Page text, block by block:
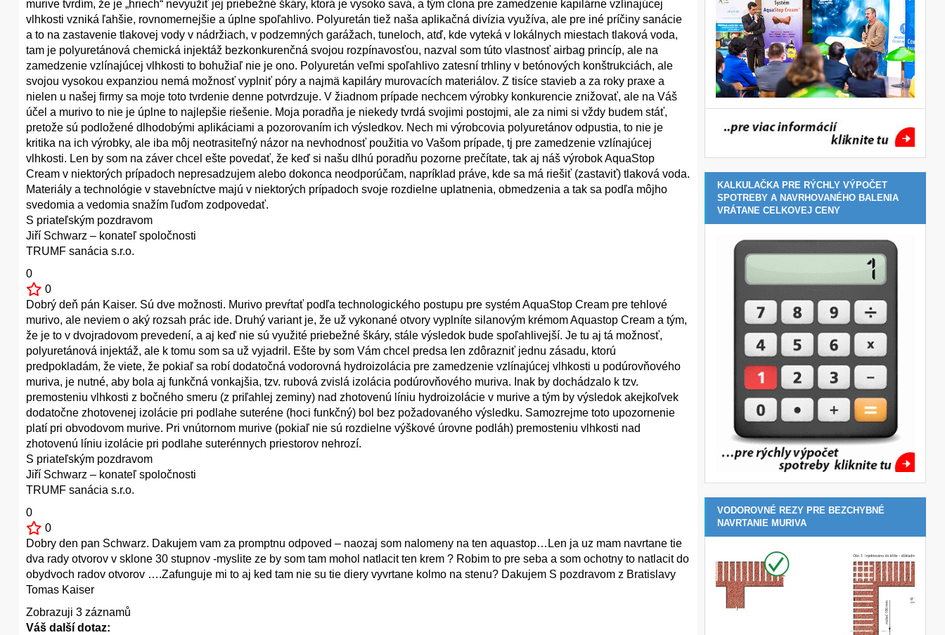
murive tvrdím, že je „hriech“ nevyužiť jej priebežné škáry, ktorá je vysoko savá, a tým clona pre zamedzenie kapilárne vzlínajúcej
vlhkosti vzniká ľahšie, rovnomernejšie a úplne spoľahlivo. Polyuretán tiež naša aplikačná divízia využíva, ale pre iné príčiny sanácie
a to na zastavenie tlakovej vody v nádržiach, v podzemných garážach, tuneloch, atď, kde vyteká v lokálnych miestach tlaková voda,
tam je polyuretánová chemická injektáž bezkonkurenčná svojou rozpínavosťou, nazval som túto vlastnosť airbag princíp, ale na
zamedzenie vzlínajúcej vlhkosti to bohužiaľ nie je ono. Polyuretán veľmi spoľahlivo zatesní trhliny v betónových konštrukciách, ale
svojou vysokou expanziou nemá možnosť vyplniť póry a najmä kapiláry murovacích materiálov. Z tisíce stavieb a za roky praxe a
nielen u našej firmy sa moje toto tvrdenie denne potvrdzuje. V žiadnom prípade nechcem výrobky konkurencie znižovať, ale na Váš
účel a murivo to nie je úplne to najlepšie riešenie. Moja poradňa je niekedy tvrdá svojimi postojmi, ale za nimi si vždy budem stáť,
pretože sú podložené dlhodobými aplikáciami a pozorovaním ich výsledkov. Nech mi výrobcovia polyuretánov odpustia, to nie je
kritika na ich výrobky, ale iba môj neotrasiteľný názor na nevhodnosť použitia vo Vašom prípade, tj pre zamedzenie vzlínajúcej
vlhkosti. Len by som na záver chcel ešte povedať, že keď si našu dlhú poradňu pozorne prečítate, tak aj náš výrobok AquaStop
Cream v niektorých prípadoch nepresadzujem alebo dokonca neodporúčam, napríklad práve, kde sa má riešiť (zastaviť) tlaková voda.
Materiály a technológie v stavebníctve majú v niektorých prípadoch svoje rozdielne uplatnenia, obmedzenia a tak sa podľa môjho
svedomia a vedomia snažím ľuďom zodpovedať.
S priateľským pozdravom
Jiří Schwarz – konateľ spoločnosti
TRUMF sanácia s.r.o.
0
0
Dobrý deň pán Kaiser. Sú dve možnosti. Murivo prevŕtať podľa technologického postupu pre systém AquaStop Cream pre tehlové
murivo, ale neviem o aký rozsah prác ide. Druhý variant je, že už vykonané otvory vyplníte silanovým krémom Aquastop Cream a tým,
že je to v dvojradovom prevedení, a aj keď nie sú využité priebežné škáry, stále výsledok bude spoľahlivejší. Je tu aj tá možnosť,
polyuretánová injektáž, ale k tomu som sa už vyjadril. Ešte by som Vám chcel predsa len zdôrazniť jednu zásadu, ktorú
predpokladám, že viete, že pokiaľ sa robí dodatočná vodorovná hydroizolácia pre zamedzenie vzlínajúcej vlhkosti u podúrovňového
muriva, je nutné, aby bola aj funkčná vonkajšia, tzv. rubová zvislá izolácia podúrovňového muriva. Inak by dochádzalo k tzv.
premosteniu vlhkosti z bočného smeru (z priľahlej zeminy) nad zhotovenú líniu hydroizolácie v murive a tým by výsledok akejkoľvek
dodatočne zhotovenej izolácie pri podlahe suteréne (hoci funkčný) bol bez požadovaného výsledku. Samozrejme toto upozornenie
platí pri obvodovom murive. Pri vnútornom murive (pokiaľ nie sú rozdielne výškové úrovne podláh) premosteniu vlhkosti nad
zhotovenú líniu izolácie pri podlahe suterénnych priestorov nehrozí.
S priateľským pozdravom
Jiří Schwarz – konateľ spoločnosti
TRUMF sanácia s.r.o.
0
0
Dobry den pan Schwarz. Dakujem vam za promptnu odpoved – naozaj som nalomeny na ten aquastop…Len ja uz mam navrtane tie
dva rady otvorov v sklone 30 stupnov -myslite ze by som tam mohol natlacit ten krem ? Robim to pre seba a som ochotny to natlacit do
obydvoch radov otvorov ….Zafunguje mi to aj ked tam nie su tie diery vyvrtane kolmo na stenu? Dakujem S pozdravom z Bratislavy
Tomas Kaiser
Zobrazuji 3 záznamů
Váš další dotaz:
KALKULAČKA PRE RÝCHLY VÝPOČET
SPOTREBY A NAVRHOVANÉHO BALENIA
VRÁTANE CELKOVEJ CENY
VODOROVNÉ REZY PRE BEZCHYBNÉ
NAVRTANIE MURIVA